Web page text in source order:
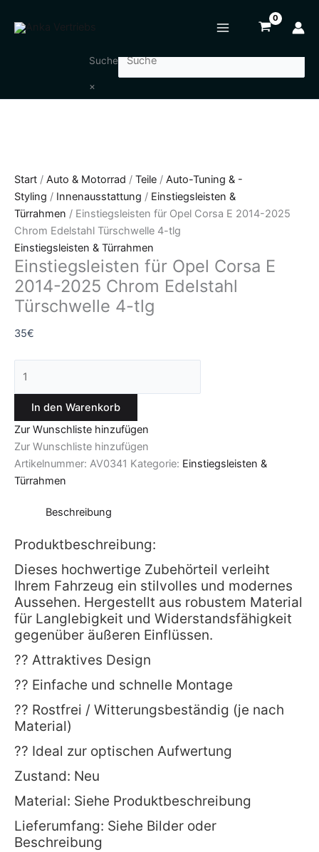
Inhalt
Suche
×
Start / Auto & Motorrad / Teile / Auto-Tuning & -
Styling / Innenausstattung / Einstiegsleisten &
Türrahmen / Einstiegsleisten für Opel Corsa E 2014-2025
Chrom Edelstahl Türschwelle 4-tlg
Einstiegsleisten & Türrahmen
Einstiegsleisten für Opel Corsa E
2014-2025 Chrom Edelstahl
Türschwelle 4-tlg
35€
für
4-
tlg
Menge
In den Warenkorb
Zur Wunschliste hinzufügen
Zur Wunschliste hinzufügen
Artikelnummer: AV0341 Kategorie: Einstiegsleisten &
Türrahmen
Beschreibung
Produktbeschreibung:
Dieses hochwertige Zubehörteil verleiht
Ihrem Fahrzeug ein stilvolles und modernes
Aussehen. Hergestellt aus robustem Material
für Langlebigkeit und Widerstandsfähigkeit
gegenüber äußeren Einflüssen.
?? Attraktives Design
?? Einfache und schnelle Montage
?? Rostfrei / Witterungsbeständig (je nach
Material)
?? Ideal zur optischen Aufwertung
Zustand: Neu
Material: Siehe Produktbeschreibung
Lieferumfang: Siehe Bilder oder
Beschreibung